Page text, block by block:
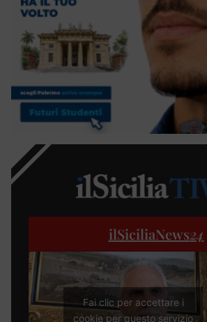
ilSiciliaNews24
Fai clic per accettare i
cookie per questo servizio